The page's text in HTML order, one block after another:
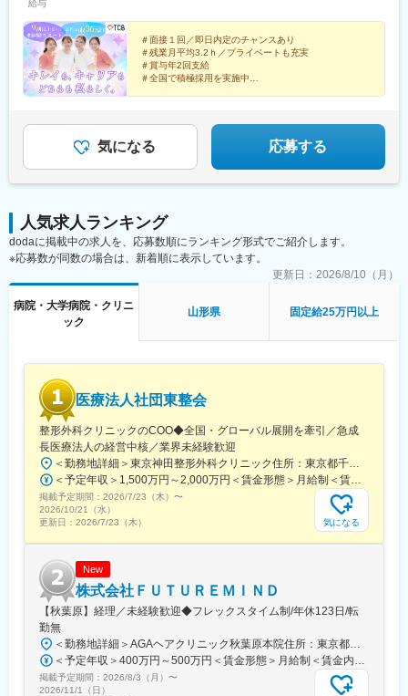
院、長野院、松本院、山梨甲府駅前院 など【近畿】梅田大阪駅
前院、大阪阪急梅田駅前院、枚方院、天王寺院、堺院、なんば
院、心斎橋院、京都駅前院、奈良院、和歌山院、四日市院 など
【中四国】広島院、福山院、松山院、高松院、高知院、徳島院、
松江院、周南徳山駅ビル院 など【九州・沖縄】小倉院、佐賀
煙対策】屋内原則禁煙
駅、さっぽろ駅、あおば通駅、福島駅(福島県)、郡山駅(福島県)、
青森駅、盛岡駅、山形駅、秋田駅、矢場町駅、近鉄名古屋駅、金
山駅(愛知県)、豊田市駅、駅前大通駅、名鉄岐阜駅、静岡駅、新浜
松駅、三島広小路駅、長野駅、松本駅、北鉄金沢駅、新潟駅、近
鉄四日市駅、電鉄富山駅、福井駅、甲府駅、東梅田駅、大阪難波
前駅、西梅田駅、心斎橋駅、京都駅、烏丸駅、三ノ宮駅、姫路
駅、近鉄奈良駅、和歌山駅、草津駅(滋賀県)、徳山駅、立町駅、福
院下駅、東池袋駅、日比谷駅、銀座駅、岩本町駅、立川駅、京王
八王子駅、高輪台駅、奥沢駅、神奈川駅、平沼橋駅、京急川崎
駅、石上駅、新越谷駅、宇都宮駅東口駅、新千葉駅、栄町駅(千葉
県)、船橋駅、札幌駅、仙台駅(地下鉄)、曽根田駅、栄駅(愛知県)、
浜松駅、三島田町駅、市役所前駅(長野県)、金沢駅、あすなろう四
日市駅、電鉄富山駅・エスタ前駅、福井駅(福井県)、大阪梅田駅
(阪神線)、なんば駅(地下鉄)、高槻駅、梅田駅(地下鉄)、宮之阪
島県)、高松築港駅、高知橋駅、眉山ロープウェイ山麓駅、天神
駅、小倉駅(福岡県)、東比恵駅、鹿児島中央駅、水道町駅、五島町
駅、旭橋駅、西早稲田駅、末広町駅(東京都)、立川南駅、高輪ゲー
トウェイ駅、九品仏駅、新高島駅、東宿郷駅、葭川公園駅、大神
宮下駅、大通駅、仙台駅、栄町駅(愛知県)、国際センター駅、日吉
町駅、第一通り駅、三島駅、七ツ屋駅、富山駅、福井城址大名町
駅、なんば駅(南海線)、大阪駅、天王寺駅、西大橋駅、五条駅(京
都市営)、京都河原町駅、神戸三宮駅(阪神)、本通駅、高松駅(香川
県)、南堀端駅、はりまや橋駅、旦過駅、高見橋駅、熊本城・市役
給与
＃面接１回／即日内定のチャンスあり
＃残業月平均3.2ｈ／プライベートも充実
＃賞与年2回支給
＃全国で積極採用を実施中
スよく実現できます！
気になる 応募する
人気求人ランキング
dodaに掲載中の求人を、応募数順にランキング形式でご紹介します。
※応募数が同数の場合は、新着順に表示しています。
更新日： 2026/8/10（月）
病院・大学病院・クリニ
ック
山形県 固定給25万円以上
医療法人社団東整会
整形外科クリニックのCOO◆全国・グローバル展開を牽引／急成
長医療法人の経営中核／業界未経験歓迎
＜勤務地詳細＞東京神田整形外科クリニック住所：東京都千代田区鍛冶町2丁目8-6 メディカルプライム神田3F勤務地最寄駅：JR山手線／神田駅受動喫煙対策：屋内全面禁煙変更の範囲：会社の定める事業所
＜予定年収＞1,500万円～2,000万円＜賃金形態＞月給制＜賃金内訳＞月額（基本給）：1,200,000円～1,500,000円＜月給＞1,200,000円～1,500,000円＜昇給有無＞有＜残業手当＞有＜給与補足＞※経験やスキルを考慮して決定します。■昇給：年1回■賞与：年2回賃金はあくまでも目安の金額であり、選考を通じて上下する可能性があります。月給(月額)は固定手当を含めた表記です。
掲載予定期間： 2026/7/23（木） 〜
2026/10/21（水）
更新日： 2026/7/23（木） 気になる
New
株式会社ＦＵＴＵＲＥＭＩＮＤ
【秋葉原】経理／未経験歓迎◆フレックスタイム制/年休123日/転
勤無
＜勤務地詳細＞AGAヘアクリニック秋葉原本院住所：東京都千代田区外神田3-12-8 住友不動産秋葉原ビル9F受動喫煙対策：屋内全面禁煙変更の範囲：会社の定める事業所（リモートワーク含む）
＜予定年収＞400万円～500万円＜賃金形態＞月給制＜賃金内訳＞月額（基本給）：275,000円～350,000円＜月給＞275,000円～350,000円＜昇給有無＞有＜残業手当＞有＜給与補足＞■ 多職種手当:5万円（複数の職種をマルチに対応するスタッフへの手当） ■ 多エリア手当:4万円（複数の拠点を横断してくれるスタッフへの手当） ■ 役職手当:0～52万円■ 達成手当：0～100万円（半期評価によって増減する手当）賃金はあくまでも目安の金額であり、選考を通じて上下する可能性があります。月給(月額)は固定手当を含めた表記です。
掲載予定期間： 2026/8/3（月） 〜
2026/11/1（日）